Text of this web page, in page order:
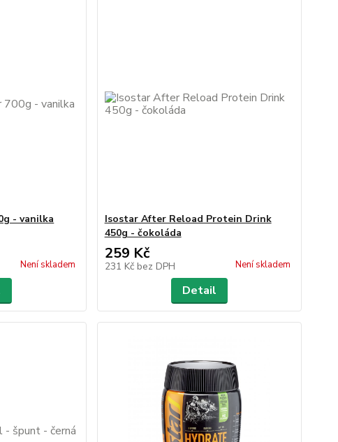
- vanilka
Není skladem
Isostar After Reload Protein Drink
450g - čokoláda
259 Kč
231 Kč bez DPH Není skladem
Detail